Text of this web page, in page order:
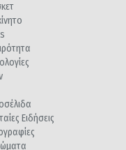
Ειδήσεις